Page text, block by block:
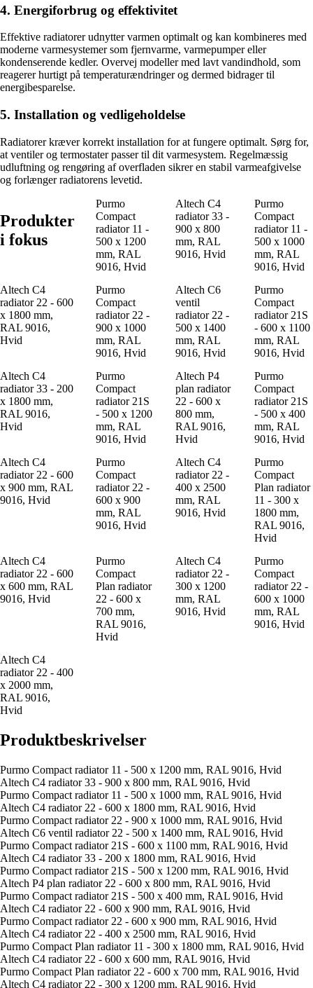
4. Energiforbrug og effektivitet
Effektive radiatorer udnytter varmen optimalt og kan kombineres med
moderne varmesystemer som fjernvarme, varmepumper eller
kondenserende kedler. Overvej modeller med lavt vandindhold, som
reagerer hurtigt på temperaturændringer og dermed bidrager til
energibesparelse.
5. Installation og vedligeholdelse
Radiatorer kræver korrekt installation for at fungere optimalt. Sørg for,
at ventiler og termostater passer til dit varmesystem. Regelmæssig
udluftning og rengøring af overfladen sikrer en stabil varmeafgivelse
og forlænger radiatorens levetid.
Produkter
i fokus
Purmo
Compact
radiator 11 -
500 x 1200
mm, RAL
9016, Hvid
Altech C4
radiator 33 -
900 x 800
mm, RAL
9016, Hvid
Purmo
Compact
radiator 11 -
500 x 1000
mm, RAL
9016, Hvid
Altech C4
radiator 22 - 600
x 1800 mm,
RAL 9016,
Hvid
Purmo
Compact
radiator 22 -
900 x 1000
mm, RAL
9016, Hvid
Altech C6
ventil
radiator 22 -
500 x 1400
mm, RAL
9016, Hvid
Purmo
Compact
radiator 21S
- 600 x 1100
mm, RAL
9016, Hvid
Altech C4
radiator 33 - 200
x 1800 mm,
RAL 9016,
Hvid
Purmo
Compact
radiator 21S
- 500 x 1200
mm, RAL
9016, Hvid
Altech P4
plan radiator
22 - 600 x
800 mm,
RAL 9016,
Hvid
Purmo
Compact
radiator 21S
- 500 x 400
mm, RAL
9016, Hvid
Altech C4
radiator 22 - 600
x 900 mm, RAL
9016, Hvid
Purmo
Compact
radiator 22 -
600 x 900
mm, RAL
9016, Hvid
Altech C4
radiator 22 -
400 x 2500
mm, RAL
9016, Hvid
Purmo
Compact
Plan radiator
11 - 300 x
1800 mm,
RAL 9016,
Hvid
Altech C4
radiator 22 - 600
x 600 mm, RAL
9016, Hvid
Purmo
Compact
Plan radiator
22 - 600 x
700 mm,
RAL 9016,
Hvid
Altech C4
radiator 22 -
300 x 1200
mm, RAL
9016, Hvid
Purmo
Compact
radiator 22 -
600 x 1000
mm, RAL
9016, Hvid
Altech C4
radiator 22 - 400
x 2000 mm,
RAL 9016,
Hvid
Produktbeskrivelser
Purmo Compact radiator 11 - 500 x 1200 mm, RAL 9016, Hvid
Altech C4 radiator 33 - 900 x 800 mm, RAL 9016, Hvid
Purmo Compact radiator 11 - 500 x 1000 mm, RAL 9016, Hvid
Altech C4 radiator 22 - 600 x 1800 mm, RAL 9016, Hvid
Purmo Compact radiator 22 - 900 x 1000 mm, RAL 9016, Hvid
Altech C6 ventil radiator 22 - 500 x 1400 mm, RAL 9016, Hvid
Purmo Compact radiator 21S - 600 x 1100 mm, RAL 9016, Hvid
Altech C4 radiator 33 - 200 x 1800 mm, RAL 9016, Hvid
Purmo Compact radiator 21S - 500 x 1200 mm, RAL 9016, Hvid
Altech P4 plan radiator 22 - 600 x 800 mm, RAL 9016, Hvid
Purmo Compact radiator 21S - 500 x 400 mm, RAL 9016, Hvid
Altech C4 radiator 22 - 600 x 900 mm, RAL 9016, Hvid
Purmo Compact radiator 22 - 600 x 900 mm, RAL 9016, Hvid
Altech C4 radiator 22 - 400 x 2500 mm, RAL 9016, Hvid
Purmo Compact Plan radiator 11 - 300 x 1800 mm, RAL 9016, Hvid
Altech C4 radiator 22 - 600 x 600 mm, RAL 9016, Hvid
Purmo Compact Plan radiator 22 - 600 x 700 mm, RAL 9016, Hvid
Altech C4 radiator 22 - 300 x 1200 mm, RAL 9016, Hvid